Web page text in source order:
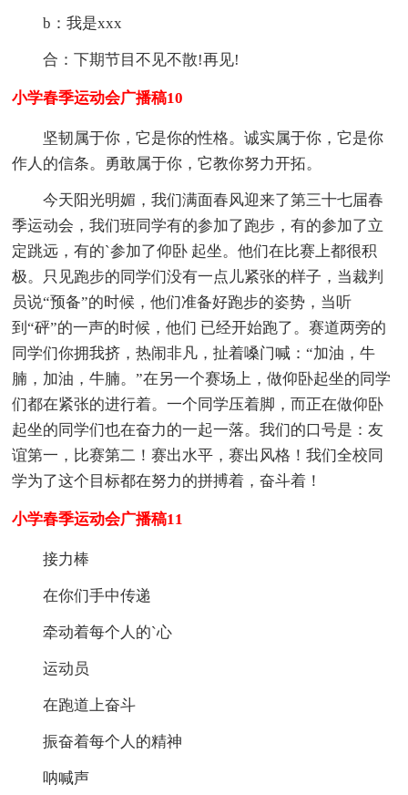
b：我是xxx
合：下期节目不见不散!再见!
小学春季运动会广播稿10
坚韧属于你，它是你的性格。诚实属于你，它是你
作人的信条。勇敢属于你，它教你努力开拓。
今天阳光明媚，我们满面春风迎来了第三十七届春
季运动会，我们班同学有的参加了跑步，有的参加了立
定跳远，有的`参加了仰卧 起坐。他们在比赛上都很积
极。只见跑步的同学们没有一点儿紧张的样子，当裁判
员说“预备”的时候，他们准备好跑步的姿势，当听
到“砰”的一声的时候，他们 已经开始跑了。赛道两旁的
同学们你拥我挤，热闹非凡，扯着嗓门喊：“加油，牛
腩，加油，牛腩。”在另一个赛场上，做仰卧起坐的同学
们都在紧张的进行着。一个同学压着脚，而正在做仰卧
起坐的同学们也在奋力的一起一落。我们的口号是：友
谊第一，比赛第二！赛出水平，赛出风格！我们全校同
学为了这个目标都在努力的拼搏着，奋斗着！
小学春季运动会广播稿11
接力棒
在你们手中传递
牵动着每个人的`心
运动员
在跑道上奋斗
振奋着每个人的精神
呐喊声